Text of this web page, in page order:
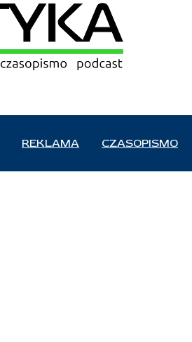
REKLAMA CZASOPISMO